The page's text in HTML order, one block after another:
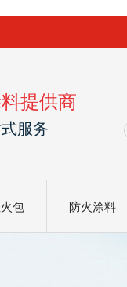
提供商
服务
包 防火涂料